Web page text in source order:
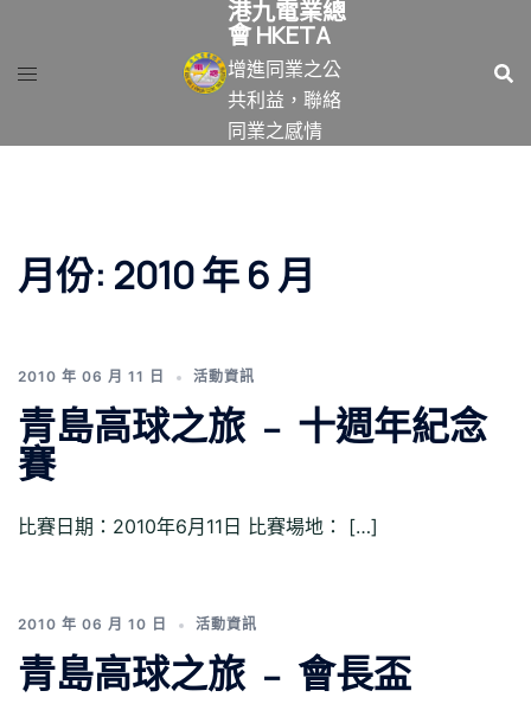
港九電業總
會 HKETA
增進同業之公
共利益，聯絡
同業之感情
月份: 2010 年 6 月
2010 年 06 月 11 日 活動資訊
青島高球之旅 ﹣ 十週年紀念
賽
比賽日期：2010年6月11日 比賽場地： […]
2010 年 06 月 10 日 活動資訊
青島高球之旅 ﹣ 會長盃